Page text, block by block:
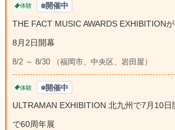
体験 開催中
THE FACT MUSIC AWARDS EXHIBITION
8月2日開幕
8/2 ～ 8/30 （福岡市、中央区、岩田屋）
体験 開催中
ULTRAMAN EXHIBITION 北九州で7月10
で60周年展